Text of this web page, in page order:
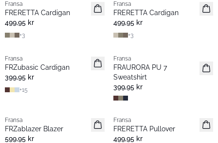
Nyhet
Fransa
FRERETTA Cardigan
499,95 kr
+3
Nyhet
Fransa
FRERETTA Cardigan
499,95 kr
+3
Nyhet
Fransa
FRZubasic Cardigan
399,95 kr
+15
Nyhet
Fransa
FRAURORA PU 7
Sweatshirt
399,95 kr
Nyhet
Fransa
FRZablazer Blazer
599,95 kr
Nyhet
Fransa
FRERETTA Pullover
499,95 kr